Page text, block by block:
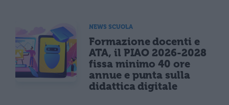
NEWS SCUOLA
Formazione docenti e
ATA, il PIAO 2026-2028
fissa minimo 40 ore
annue e punta sulla
didattica digitale